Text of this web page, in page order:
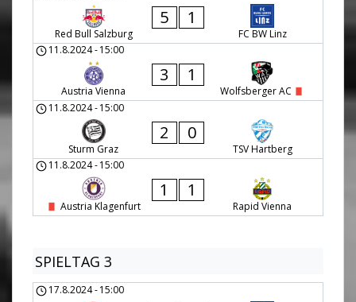
Red Bull Salzburg
5 1
FC BW Linz
11.8.2024-15:00
Austria Vienna
3 1
Wolfsberger AC
11.8.2024-15:00
Sturm Graz
2 0
TSV Hartberg
11.8.2024-15:00
Austria Klagenfurt
1 1
Rapid Vienna
SPIELTAG 3
17.8.2024-15:00